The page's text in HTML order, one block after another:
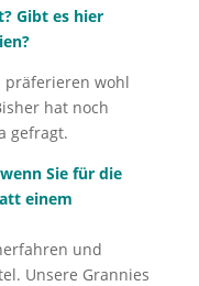
Gibt es hier
präferieren wohl
hat noch
gefragt.
Sie für die
einem
und
Unsere Grannies